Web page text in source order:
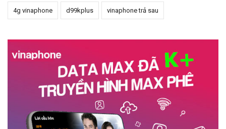
4g vinaphone d99kplus vinaphone trả sau